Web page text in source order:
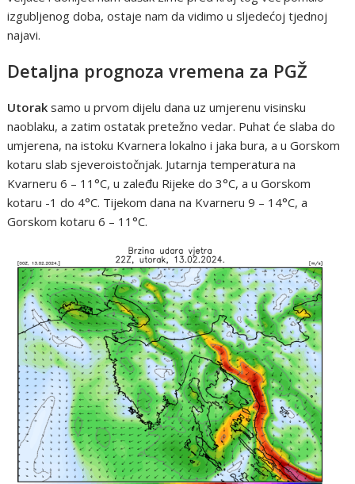
izgubljenog doba, ostaje nam da vidimo u sljedećoj tjednoj
najavi.
Detaljna prognoza vremena za PGŽ
Utorak samo u prvom dijelu dana uz umjerenu visinsku
naoblaku, a zatim ostatak pretežno vedar. Puhat će slaba do
umjerena, na istoku Kvarnera lokalno i jaka bura, a u Gorskom
kotaru slab sjeveroistočnjak. Jutarnja temperatura na
Kvarneru 6 – 11°C, u zaleđu Rijeke do 3°C, a u Gorskom
kotaru -1 do 4°C. Tijekom dana na Kvarneru 9 – 14°C, a
Gorskom kotaru 6 – 11°C.